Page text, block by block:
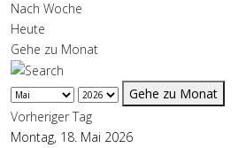
Nach Woche
Heute
Gehe zu Monat
Gehe zu Monat
Vorheriger Tag
Montag, 18. Mai 2026